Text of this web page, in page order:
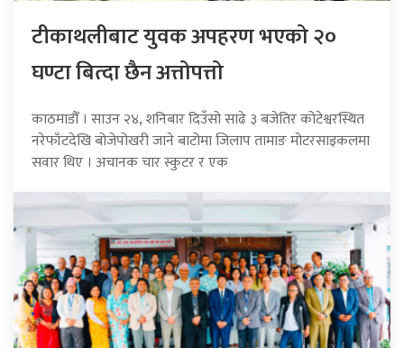
टीकाथलीबाट युवक अपहरण भएको २०
घण्टा बित्दा छैन अत्तोपत्तो
काठमाडौँ । साउन २४, शनिबार दिउँसो साढे ३ बजेतिर कोटेश्वरस्थित
नरेफाँटदेखि बोजेपोखरी जाने बाटोमा जिलाप तामाङ मोटरसाइकलमा
सवार थिए । अचानक चार स्कुटर र एक